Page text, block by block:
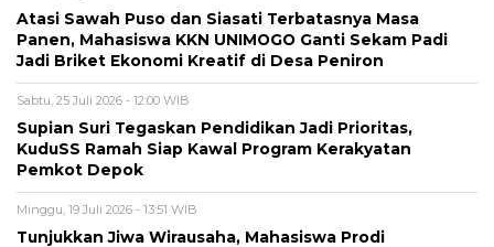
Atasi Sawah Puso dan Siasati Terbatasnya Masa
Panen, Mahasiswa KKN UNIMOGO Ganti Sekam Padi
Jadi Briket Ekonomi Kreatif di Desa Peniron
Sabtu, 25 Juli 2026 - 12:00 WIB
Supian Suri Tegaskan Pendidikan Jadi Prioritas,
KuduSS Ramah Siap Kawal Program Kerakyatan
Pemkot Depok
Minggu, 19 Juli 2026 - 13:51 WIB
Tunjukkan Jiwa Wirausaha, Mahasiswa Prodi